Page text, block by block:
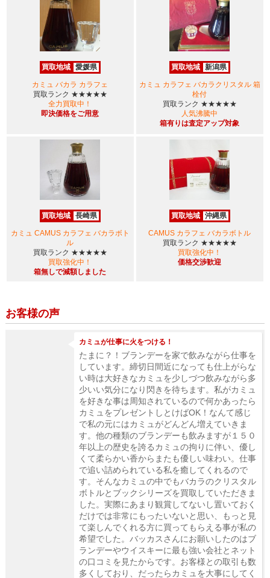
買取地域 愛媛県
カミュ バカラ カラフェ
買取ランク ★★★★★
全力買取中！
即決価格をご用意
買取地域 新潟県
カミュ カラフェ バカラクリスタル 箱
栓付
買取ランク ★★★★★
人気沸騰中
箱有りは査定アップ対象
買取地域 長崎県
カミュ CAMUS カラフェ バカラボト
ル
買取ランク ★★★★★
買取強化中！
箱無しで減額しました
買取地域 沖縄県
CAMUS カラフェ バカラボトル
買取ランク ★★★★★
買取強化中！
価格交渉歓迎
お客様の声
カミュが仕事に火をつける！
たまに？！ブランデーを家で飲みながら仕事を
しています。締切日間近になっても仕上がらな
い時は大好きなカミュを少しづつ飲みながら多
少いい気分になり閃きを待ちます。私がカミュ
を好きな事は周知されているので何かあったら
カミュをプレゼントしとけばOK！なんて感じ
で私の元にはカミュがどんどん増えていきま
す。他の種類のブランデーも飲みますが１５０
年以上の歴史を誇るカミュの拘りに伴い、優し
くて柔らかい香からまたも優しい味わい。仕事
で追い詰められている私を癒してくれるので
す。そんなカミュの中でもバカラのクリスタル
ボトルとブックシリーズを買取していただきま
した。実際にあまり観賞してないし置いておく
だけでは非常にもったいないと思い、もっと見
て楽しんでくれる方に買ってもらえる事が私の
希望でした。バッカスさんにお願いしたのはブ
ランデーやウイスキーに最も強い会社とネット
の口コミを見たからです。お客様との取引も数
多くしており、だったらカミュを大事にしてく